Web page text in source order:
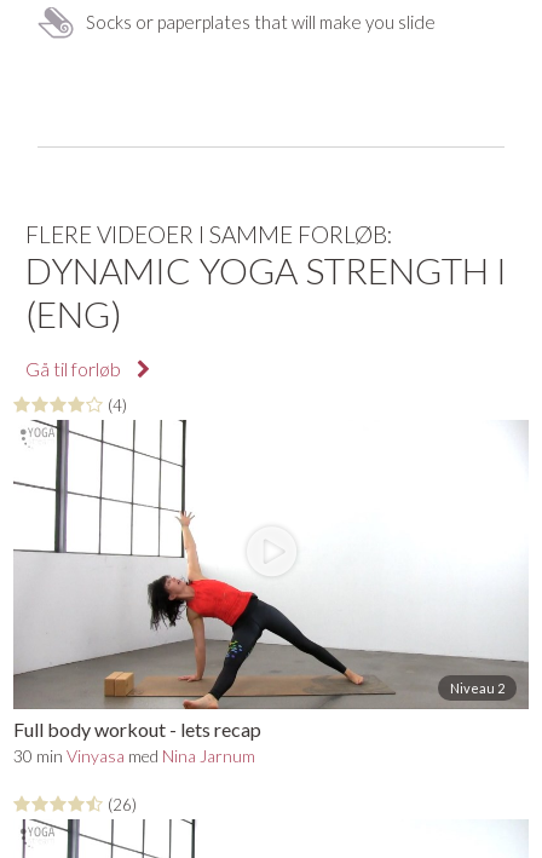
Socks or paperplates that will make you slide
FLERE VIDEOER I SAMME FORLØB:
DYNAMIC YOGA STRENGTH I
(ENG)
Gå til forløb
(4)
Niveau 2
Full body workout - lets recap
30 minVinyasa med Nina Jarnum
(26)